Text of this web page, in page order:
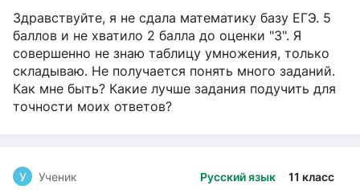
Здравствуйте, я не сдала математику базу ЕГЭ. 5
баллов и не хватило 2 балла до оценки "3". Я
совершенно не знаю таблицу умножения, только
складываю. Не получается понять много заданий.
Как мне быть? Какие лучше задания подучить для
точности моих ответов?
Русский язык 11 класс
У Ученик